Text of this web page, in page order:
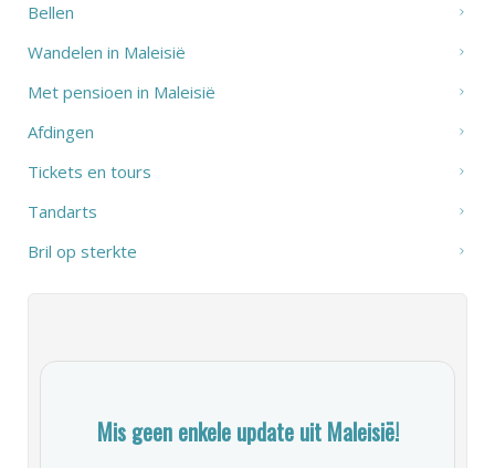
Bellen
Wandelen in Maleisië
Met pensioen in Maleisië
Afdingen
Tickets en tours
Tandarts
Bril op sterkte
Mis geen enkele update uit Maleisië!